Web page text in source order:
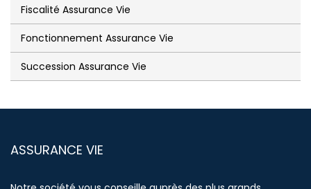
Fiscalité Assurance Vie
Fonctionnement Assurance Vie
Succession Assurance Vie
ASSURANCE VIE